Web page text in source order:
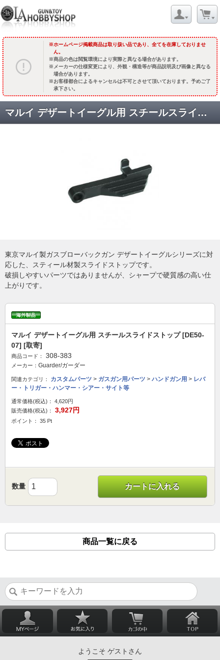
ホームページ掲載商品は取り扱い品であり、全てを在庫しておりませ
ん。
商品の色は閲覧環境により実際と異なる場合があります。
メーカーの仕様変更により、外観・構造等が商品説明及び画像と異なる
場合があります。
お客様都合によるキャンセルは不可とさせて頂いております。予めご了
承下さい。
マルイ デザートイーグル用 スチールスライドストップ [DE50-07] [取寄]
東京マルイ製ガスブローバックガン デザートイーグルシリーズに対
応した、スティール材製スライドストップです。
破損しやすいパーツではありませんが、シャープで硬質感の高い仕
上がりです。
マルイ デザートイーグル用 スチールスライドストップ [DE50-
07] [取寄]
商品コード： 308-383
メーカー： Guarder/ガーダー
関連カテゴリ： カスタムパーツ > ガスガン用パーツ > ハンドガン用 > レバ
ー・トリガー・ハンマー・シアー・サイト等
通常価格(税込)：
4,620円
販売価格(税込)：
3,927円
ポイント： 35 Pt
数量 カートに入れる
商品一覧に戻る
ようこそ ゲストさん